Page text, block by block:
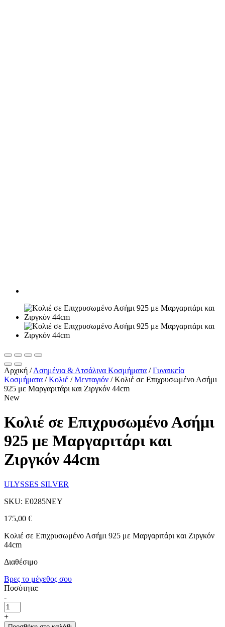
Αρχική /Ασημένια & Ατσάλινα Κοσμήματα /Γυναικεία
Κοσμήματα /Κολιέ /Μενταγιόν /Κολιέ σε Επιχρυσωμένο Ασήμι
925 με Μαργαριτάρι και Ζιργκόν 44cm
New
Κολιέ σε Επιχρυσωμένο Ασήμι
925 με Μαργαριτάρι και
Ζιργκόν 44cm
ULYSSES SILVER
SKU: E0285NEY
175,00 €
Κολιέ σε Επιχρυσωμένο Ασήμι 925 με Μαργαριτάρι και Ζιργκόν
44cm
Διαθέσιμο
Βρες το μέγεθος σου
Ποσότητα:
-
+